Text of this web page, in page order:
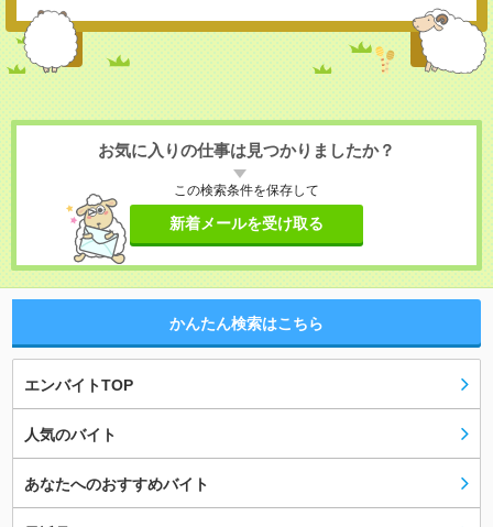
お気に入りの仕事は見つかりましたか？
この検索条件を保存して
新着メールを受け取る
かんたん検索はこちら
エンバイトTOP
人気のバイト
あなたへのおすすめバイト